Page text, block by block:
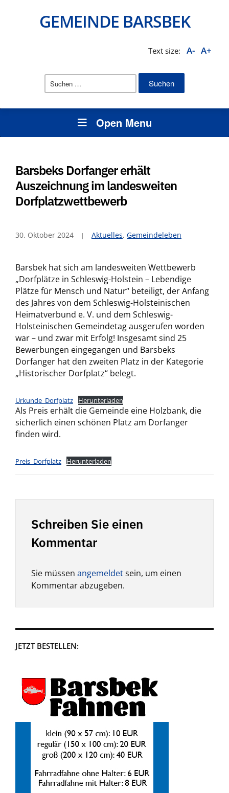
GEMEINDE BARSBEK
Text size: A- A+
Suchen
Open Menu
Barsbeks Dorfanger erhält
Auszeichnung im landesweiten
Dorfplatzwettbewerb
30. Oktober 2024 Aktuelles, Gemeindeleben
Barsbek hat sich am landesweiten Wettbewerb
„Dorfplätze in Schleswig-Holstein – Lebendige
Plätze für Mensch und Natur“ beteiligt, der Anfang
des Jahres von dem Schleswig-Holsteinischen
Heimatverbund e. V. und dem Schleswig-
Holsteinischen Gemeindetag ausgerufen worden
war – und zwar mit Erfolg! Insgesamt sind 25
Bewerbungen eingegangen und Barsbeks
Dorfanger hat den zweiten Platz in der Kategorie
„Historischer Dorfplatz“ belegt.
Urkunde_Dorfplatz Herunterladen
Als Preis erhält die Gemeinde eine Holzbank, die
sicherlich einen schönen Platz am Dorfanger
finden wird.
Preis_Dorfplatz Herunterladen
Schreiben Sie einen
Kommentar
Sie müssen angemeldetsein, um einen
Kommentar abzugeben.
JETZT BESTELLEN: